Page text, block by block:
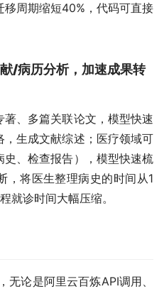
周期缩短40%，代码可直接
/病历分析，加速成果转
、多篇关联论文，模型快速
生成文献综述；医疗领域可
、检查报告），模型快速梳
，将医生整理病史的时间从1
就诊时间大幅压缩。
论是阿里云百炼API调用、